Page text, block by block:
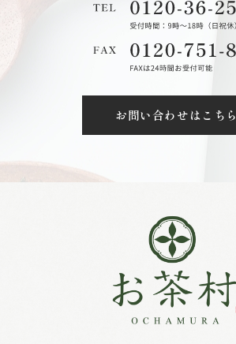
お問い合わせはこちら